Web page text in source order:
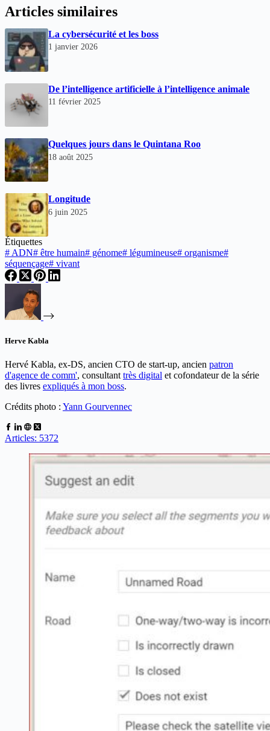
Articles similaires
La cybersécurité et les boss
1 janvier 2026
De l’intelligence artificielle à l’intelligence animale
11 février 2025
Quelques jours dans le Quintana Roo
18 août 2025
Longitude
6 juin 2025
Étiquettes
#ADN# être humain# génome# légumineuse# organisme#
séquençage# vivant
Herve Kabla
Hervé Kabla, ex-DS, ancien CTO de start-up, ancien patron
d'agence de comm', consultant très digital et cofondateur de la série
des livres expliqués à mon boss.
Crédits photo : Yann Gourvennec
Articles: 5372